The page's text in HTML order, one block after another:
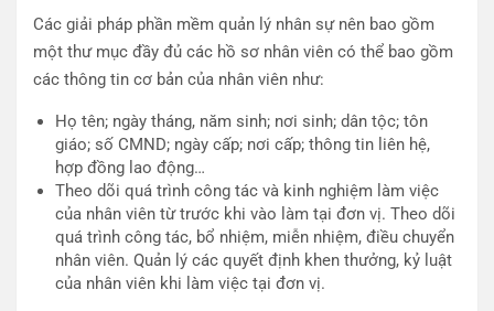
Các giải pháp phần mềm quản lý nhân sự nên bao gồm
một thư mục đầy đủ các hồ sơ nhân viên có thể bao gồm
các thông tin cơ bản của nhân viên như:
Họ tên; ngày tháng, năm sinh; nơi sinh; dân tộc; tôn
giáo; số CMND; ngày cấp; nơi cấp; thông tin liên hệ,
hợp đồng lao động…
Theo dõi quá trình công tác và kinh nghiệm làm việc
của nhân viên từ trước khi vào làm tại đơn vị. Theo dõi
quá trình công tác, bổ nhiệm, miễn nhiệm, điều chuyển
nhân viên. Quản lý các quyết định khen thưởng, kỷ luật
của nhân viên khi làm việc tại đơn vị.